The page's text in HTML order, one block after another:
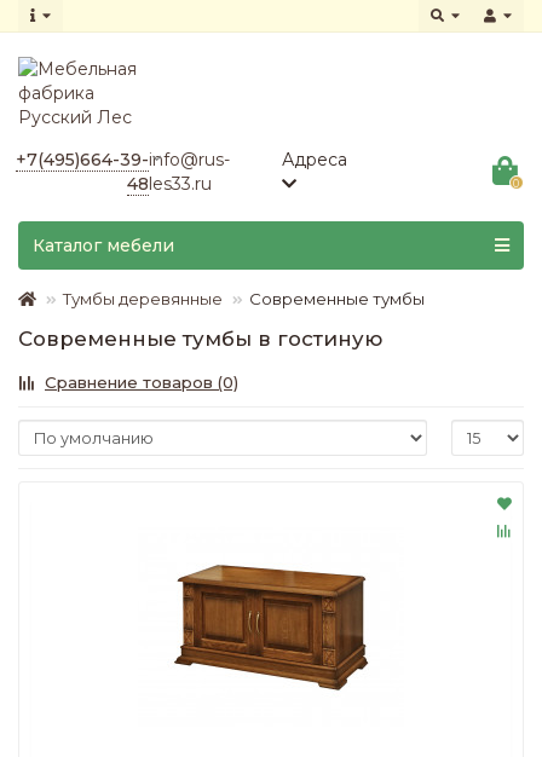
+7(495)664-39-
48
info@rus-
les33.ru
Адреса
0
Каталог мебели
Тумбы деревянные Современные тумбы
Современные тумбы в гостиную
Сравнение товаров (0)